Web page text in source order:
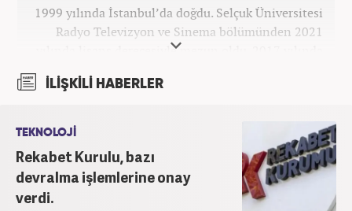
1999 yılında İstanbul’da doğdu. Selçuk Üniversitesi
Radyo Televizyon ve Sinema bölümünden 2021
yılında lisans derecesiyle mezun oldu. 2017 yılında
yıl boyunca spor spikerliği ve muhabirliği
bir haber kanalında haber ve spor editörlüğü yaptı.
Ardından Turkuvaz Medya Grubu’nda editörlük
görevinde bulundu. 2024 Mayıs ayından itibaren
Kanal 7 Medya Grubu’na bağlı Haber7.com’da editör
olarak görevini sürdürmektedir.
İLİŞKİLİ HABERLER
TEKNOLOJİ
Rekabet Kurulu, bazı
devralma işlemlerine onay
verdi.